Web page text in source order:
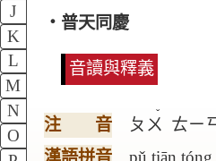
J
K
L
M
N
O
‧普天同慶
音讀與釋義
注 音 ㄆㄨ
ˇ
ㄊㄧ
漢語拼音
pǔ tiān